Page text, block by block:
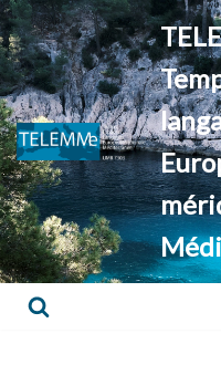
Aller
au
contenu